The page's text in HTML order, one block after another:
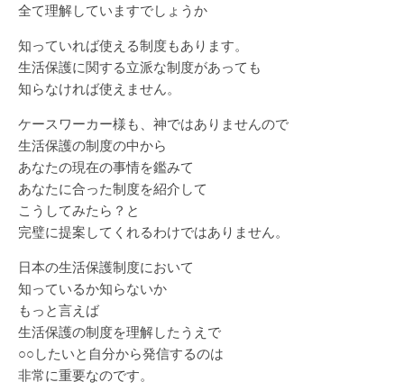
全て理解していますでしょうか
知っていれば使える制度もあります。
生活保護に関する立派な制度があっても
知らなければ使えません。
ケースワーカー様も、神ではありませんので
生活保護の制度の中から
あなたの現在の事情を鑑みて
あなたに合った制度を紹介して
こうしてみたら？と
完璧に提案してくれるわけではありません。
日本の生活保護制度において
知っているか知らないか
もっと言えば
生活保護の制度を理解したうえで
○○したいと自分から発信するのは
非常に重要なのです。